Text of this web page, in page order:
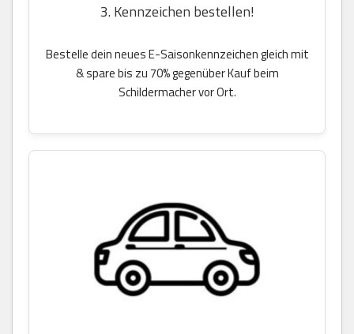
3. Kennzeichen bestellen!
Bestelle dein neues E-Saisonkennzeichen gleich mit
& spare bis zu 70% gegenüber Kauf beim
Schildermacher vor Ort.